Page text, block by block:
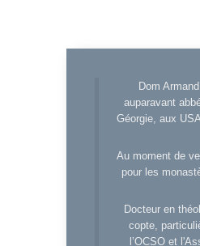
Dom
auparavant
Géorgie, aux
Au moment de
pour les
Docteur en
copte,
l’OCSO et